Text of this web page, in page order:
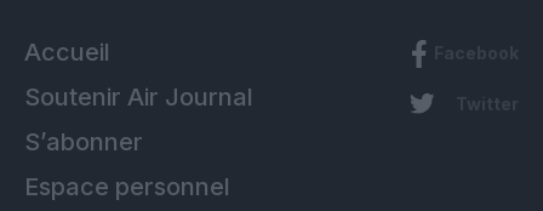
Accueil
Soutenir Air Journal
S’abonner
Espace personnel